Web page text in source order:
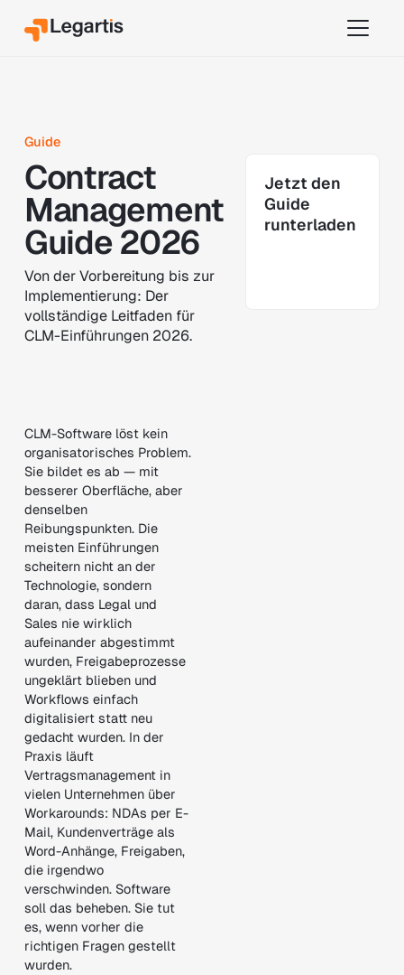
Guide
Contract
Management
Guide 2026
Von der Vorbereitung bis zur
Implementierung: Der
vollständige Leitfaden für
CLM-Einführungen 2026.
Jetzt den
Guide
runterladen
CLM-Software löst kein
organisatorisches Problem.
Sie bildet es ab — mit
besserer Oberfläche, aber
denselben
Reibungspunkten. Die
meisten Einführungen
scheitern nicht an der
Technologie, sondern
daran, dass Legal und
Sales nie wirklich
aufeinander abgestimmt
wurden, Freigabeprozesse
ungeklärt blieben und
Workflows einfach
digitalisiert statt neu
gedacht wurden. In der
Praxis läuft
Vertragsmanagement in
vielen Unternehmen über
Workarounds: NDAs per E-
Mail, Kundenverträge als
Word-Anhänge, Freigaben,
die irgendwo
verschwinden. Software
soll das beheben. Sie tut
es, wenn vorher die
richtigen Fragen gestellt
wurden.